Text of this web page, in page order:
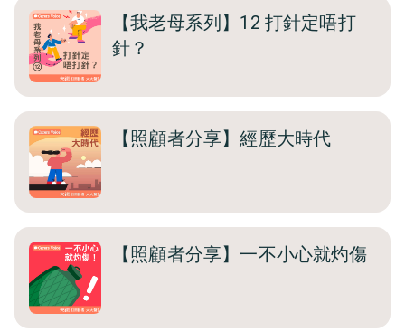
【我老母系列】12 打針定唔打
針？
【照顧者分享】經歷大時代
【照顧者分享】一不小心就灼傷